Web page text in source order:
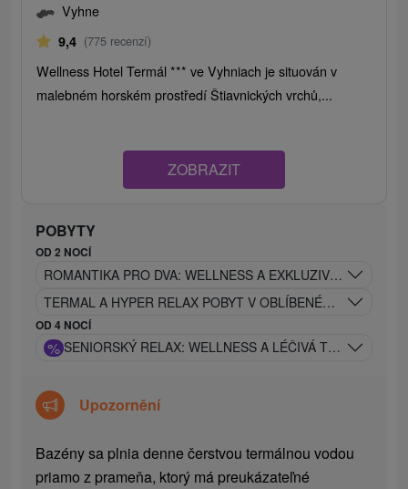
Vyhne
9,4 (775 recenzí)
Wellness Hotel Termál *** ve Vyhniach je situován v
malebném horském prostředí Štiavnických vrchů,...
ZOBRAZIT
POBYTY
OD 2 NOCÍ
ROMANTIKA PRO DVA: WELLNESS A EXKLUZIVNÍ BONUSY
TERMAL A HYPER RELAX POBYT V OBLÍBENÉM HOTELU
OD 4 NOCÍ
% SENIORSKÝ RELAX: WELLNESS A LÉČIVÁ TERMÁLNÍ
Upozornění
Bazény sa plnia denne čerstvou termálnou vodou
priamo z prameňa, ktorý má preukázateľné